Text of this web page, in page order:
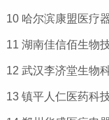
10 哈尔滨康盟医疗
11 湖南佳信佰生物
12 武汉李济堂生物
13 镇平人仁医药科